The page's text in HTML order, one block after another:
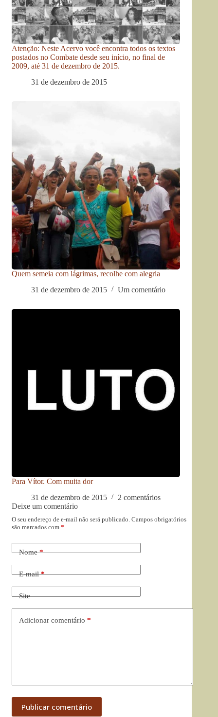
Atenção: Neste Acervo você encontra todos os textos
postados no Combate desde seu início, no final de
2009, até 31 de dezembro de 2015.
31 de dezembro de 2015
Quem semeia com lágrimas, recolhe com alegria
31 de dezembro de 2015
Um comentário
Para Vítor. Com muita dor
31 de dezembro de 2015
2 comentários
Deixe um comentário
O seu endereço de e-mail não será publicado. Campos obrigatórios
são marcados com *
Nome*
E-mail*
Site
Adicionar comentário *
Publicar comentário